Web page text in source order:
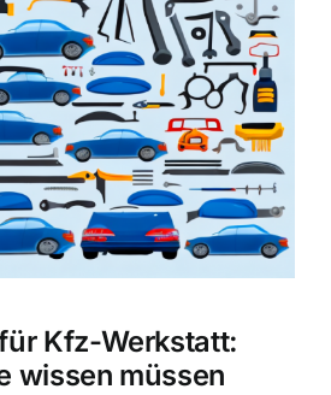
Kfz-Werkstatt:
wissen müssen